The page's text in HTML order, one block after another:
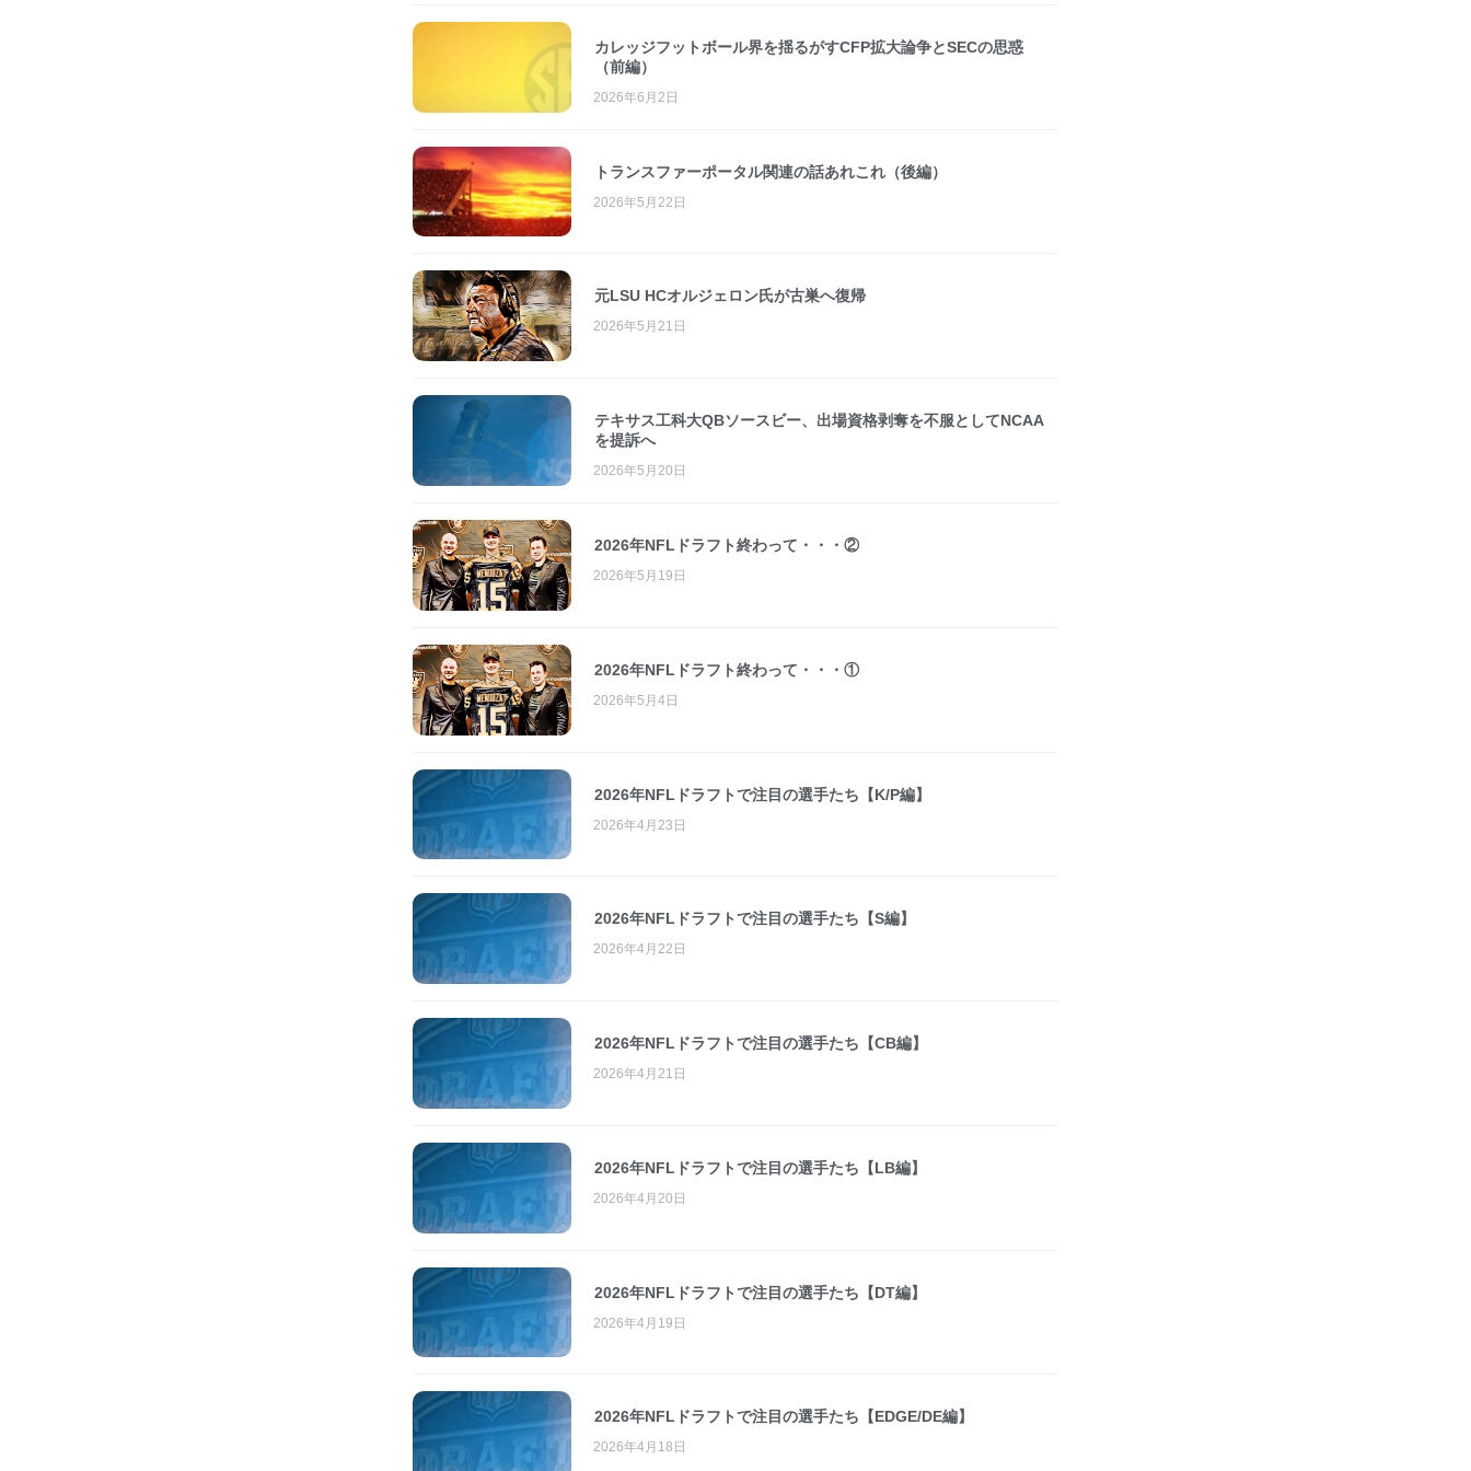
カレッジフットボール界を揺るがすCFP拡大論争とSECの思惑
（前編）
2026年6月2日
トランスファーポータル関連の話あれこれ（後編）
2026年5月22日
元LSU HCオルジェロン氏が古巣へ復帰
2026年5月21日
テキサス工科大QBソースビー、出場資格剥奪を不服としてNCAA
を提訴へ
2026年5月20日
2026年NFLドラフト終わって・・・②
2026年5月19日
2026年NFLドラフト終わって・・・①
2026年5月4日
2026年NFLドラフトで注目の選手たち【K/P編】
2026年4月23日
2026年NFLドラフトで注目の選手たち【S編】
2026年4月22日
2026年NFLドラフトで注目の選手たち【CB編】
2026年4月21日
2026年NFLドラフトで注目の選手たち【LB編】
2026年4月20日
2026年NFLドラフトで注目の選手たち【DT編】
2026年4月19日
2026年NFLドラフトで注目の選手たち【EDGE/DE編】
2026年4月18日